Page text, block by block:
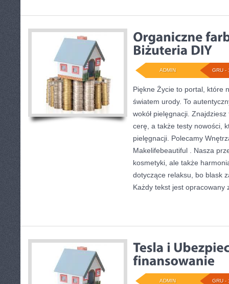
GRU -
ADMIN
Piękne Życie to portal, które
światem urody. To
wokół pielęgnacji.
cerę, a także testy nowości,
pielęgnacji. Polecamy
Makelifebeautiful . Nasza
kosmetyki, ale także
dotyczące relaksu, bo blask
Każdy tekst jest opracowany
GRU -
ADMIN